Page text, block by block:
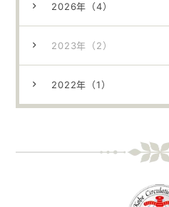
受付時間 8：
2026年（4）
2023年（2）
2022年（1）